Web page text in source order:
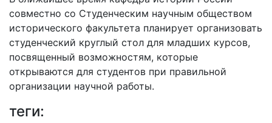
совместно со Студенческим научным обществом
исторического факультета планирует организовать
студенческий круглый стол для младших курсов,
посвященный возможностям, которые
открываются для студентов при правильной
организации научной работы.
теги: